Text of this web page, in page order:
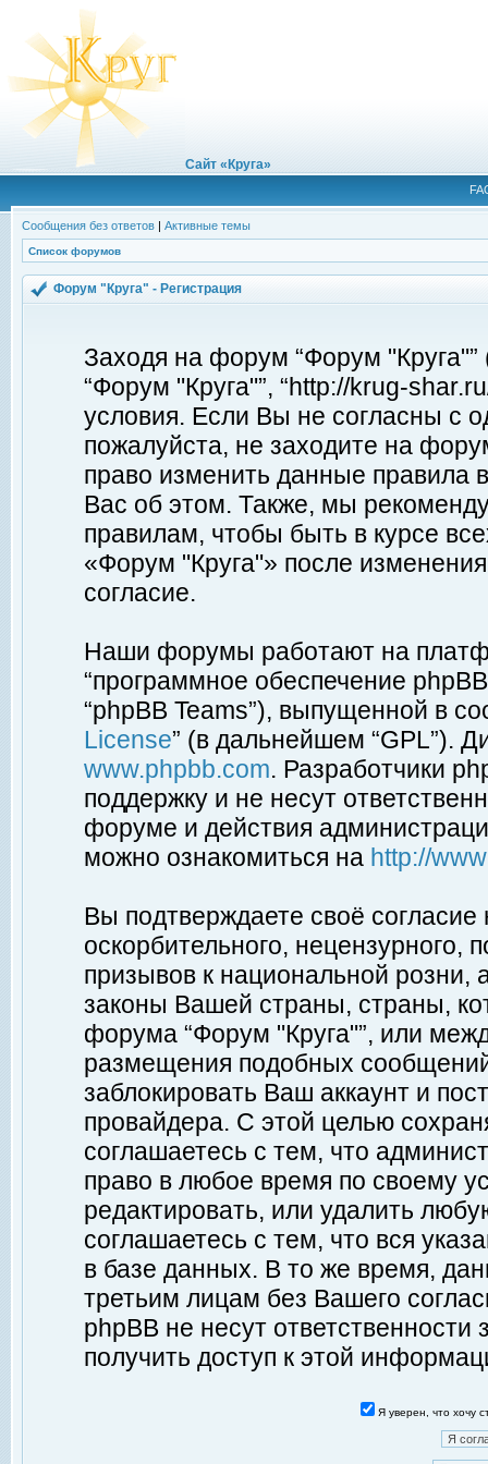
Сайт «Круга»
Сообщения без ответов | Активные темы
Список форумов
Форум "Круга" - Регистрация
Заходя на форум “Форум
“Форум "Круга"”, “http://krug-
условия. Если Вы не согласны с
пожалуйста, не заходите на
право изменить данные правила
Вас об этом. Также, мы
правилам, чтобы быть в курсе
«Форум "Круга"» после
согласие.
Наши форумы работают на
“программное обеспечение
“phpBB Teams”), выпущенной в
License” (в дальнейшем “GPL”).
www.phpbb.com. Разработчики
поддержку и не несут
форуме и действия
можно ознакомиться на http://
Вы подтверждаете своё
оскорбительного, нецензурного,
призывов к национальной
законы Вашей страны, страны,
форума “Форум "Круга"”, или
размещения подобных
заблокировать Ваш аккаунт и
провайдера. С этой целью
соглашаетесь с тем, что
право в любое время по своему
редактировать, или удалить
соглашаетесь с тем, что вся
в базе данных. В то же время,
третьим лицам без Вашего
phpBB не несут ответственности
получить доступ к этой
Я уверен, что хочу